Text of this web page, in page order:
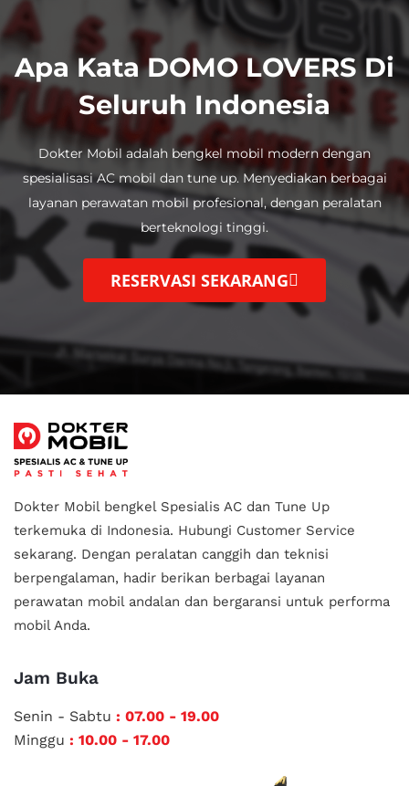
Apa Kata DOMO LOVERS Di
Seluruh Indonesia
Dokter Mobil adalah bengkel mobil modern dengan
spesialisasi AC mobil dan tune up.Menyediakan berbagai
layanan perawatan mobil profesional, dengan peralatan
berteknologi tinggi.
RESERVASI SEKARANG
Dokter Mobil bengkel Spesialis AC dan Tune Up
terkemuka di Indonesia. Hubungi Customer Service
sekarang. Dengan peralatan canggih dan teknisi
berpengalaman, hadir berikan berbagai layanan
perawatan mobil andalan dan bergaransi untuk performa
mobil Anda.
Jam Buka
Senin - Sabtu : 07.00 - 19.00
Minggu : 10.00 - 17.00